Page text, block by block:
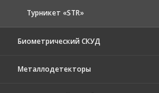
Турникет «STR»
Биометрический СКУД
Металлодетекторы